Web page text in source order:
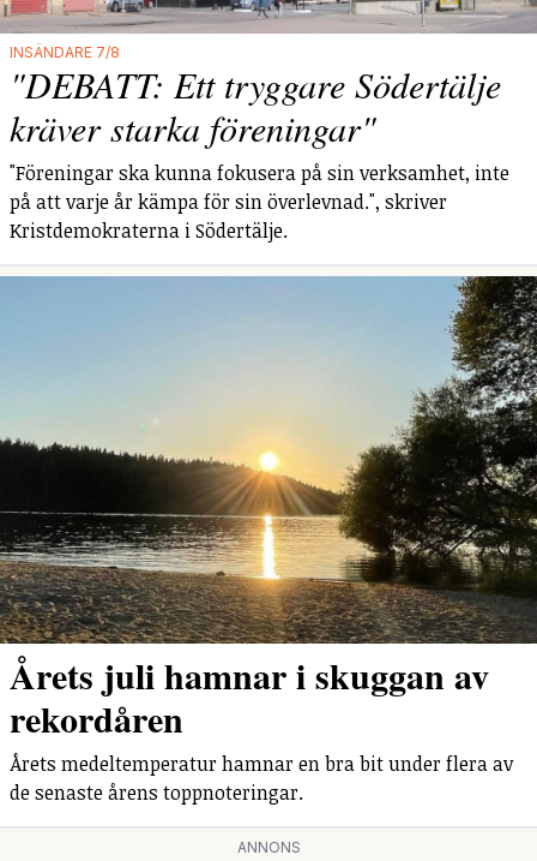
INSÄNDARE 7/8
"DEBATT: Ett tryggare Södertälje
kräver starka föreningar"
"Föreningar ska kunna fokusera på sin verksamhet, inte
på att varje år kämpa för sin överlevnad.", skriver
Kristdemokraterna i Södertälje.
Årets juli hamnar i skuggan av
rekordåren
Årets medeltemperatur hamnar en bra bit under flera av
de senaste årens toppnoteringar.
ANNONS